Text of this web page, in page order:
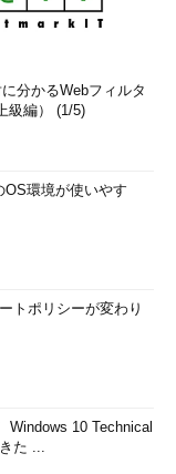
分かるWebフィルタ
級編） (1/5)
環境が使いやす
トポリシーが変わり
Windows 10 Technical
た ...